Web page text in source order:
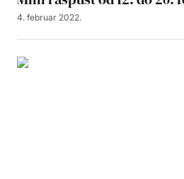
4. februar 2022.